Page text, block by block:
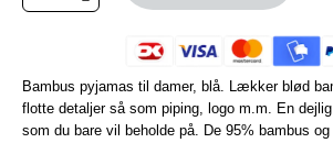
Bambus pyjamas til damer, blå. Lækker blød
flotte detaljer så som piping, logo m.m. En
som du bare vil beholde på. De 95% bambus